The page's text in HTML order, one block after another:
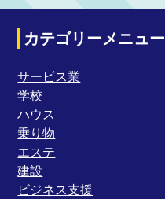
カテゴリーメニュー
サービス業
学校
ハウス
乗り物
エステ
建設
ビジネス支援